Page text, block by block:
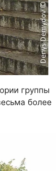
группы
более